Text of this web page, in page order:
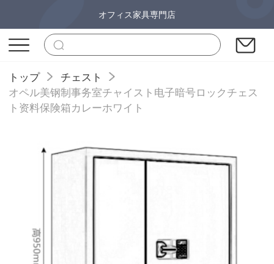
オフィス家具専門店
トップ
チェスト
オペル美钢制事务室チャイスト电子暗号ロックチェス
ト资料保険箱カレーホワイト